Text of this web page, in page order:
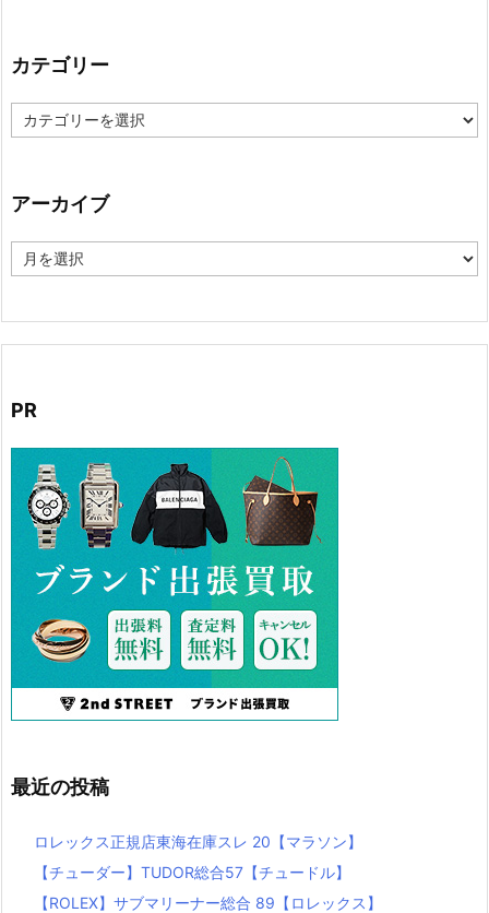
カテゴリー
テ
ー
アーカイブ
ー
PR
最近の投稿
ロレックス正規店東海在庫スレ 20【マラソン】
【チューダー】TUDOR総合57【チュードル】
【ROLEX】サブマリーナー総合 89【ロレックス】